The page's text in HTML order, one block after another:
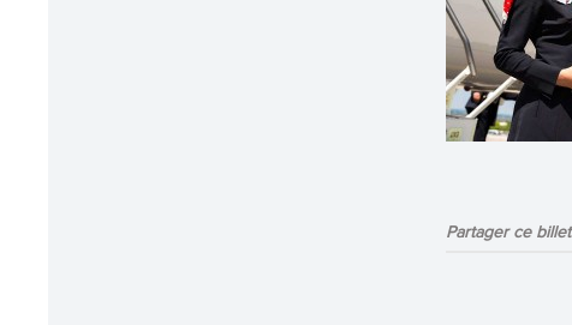
Partager ce billet